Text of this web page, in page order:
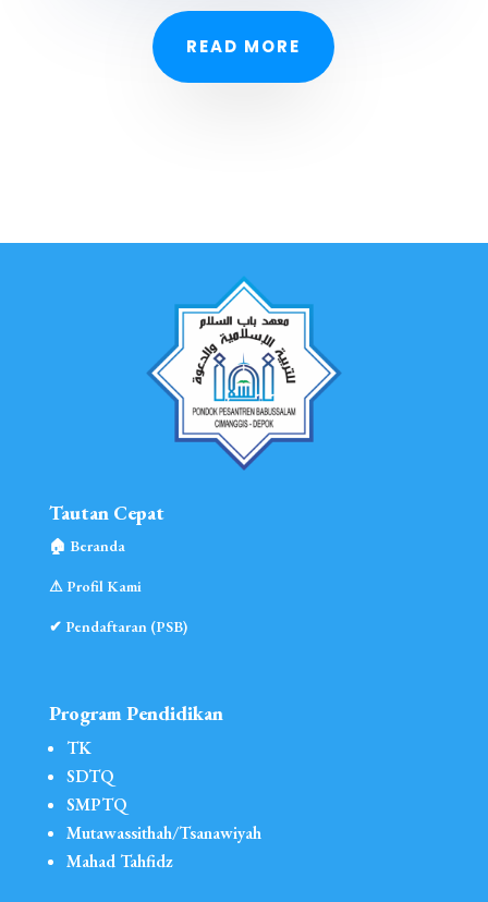
READ MORE
Tautan Cepat
🏠︎ Beranda
⚠︎ Profil Kami
✔ Pendaftaran (PSB)
Program Pendidikan
TK
SDTQ
SMPTQ
Mutawassithah/Tsanawiyah
Mahad Tahfidz